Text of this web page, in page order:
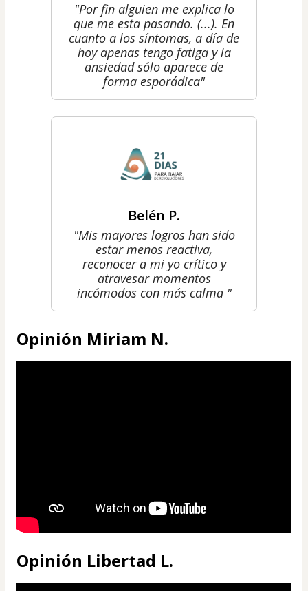
"Por fin alguien me explica lo
que me esta pasando. (...). En
cuanto a los síntomas, a día de
hoy apenas tengo fatiga y la
ansiedad sólo aparece de
forma esporádica"
Belén P.
"Mis mayores logros han sido
estar menos reactiva,
reconocer a mi yo crítico y
atravesar momentos
incómodos con más calma "
Opinión Miriam N.
Opinión Libertad L.